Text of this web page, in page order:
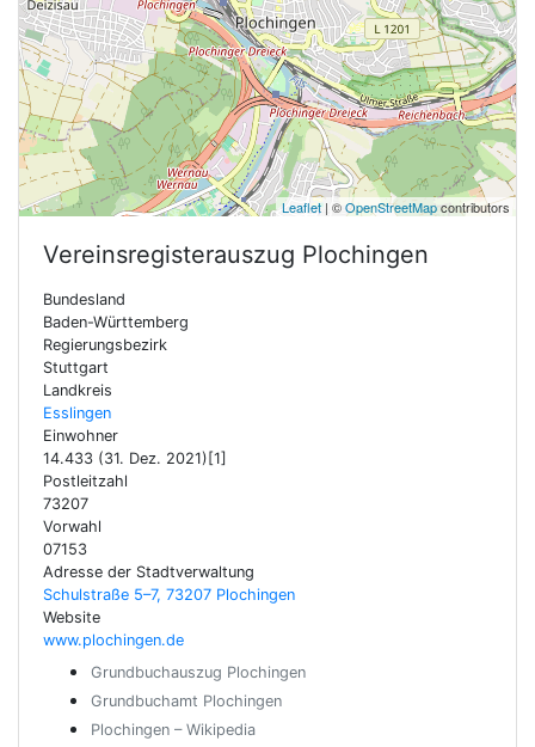
Leaflet| ©OpenStreetMapcontributors
Vereinsregisterauszug Plochingen
Bundesland
Baden-Württemberg
Regierungsbezirk
Stuttgart
Landkreis
Esslingen
Einwohner
14.433 (31. Dez. 2021)[1]
Postleitzahl
73207
Vorwahl
07153
Adresse der Stadtverwaltung
Schulstraße 5–7, 73207 Plochingen
Website
www.plochingen.de
Grundbuchauszug Plochingen
Grundbuchamt Plochingen
Plochingen – Wikipedia